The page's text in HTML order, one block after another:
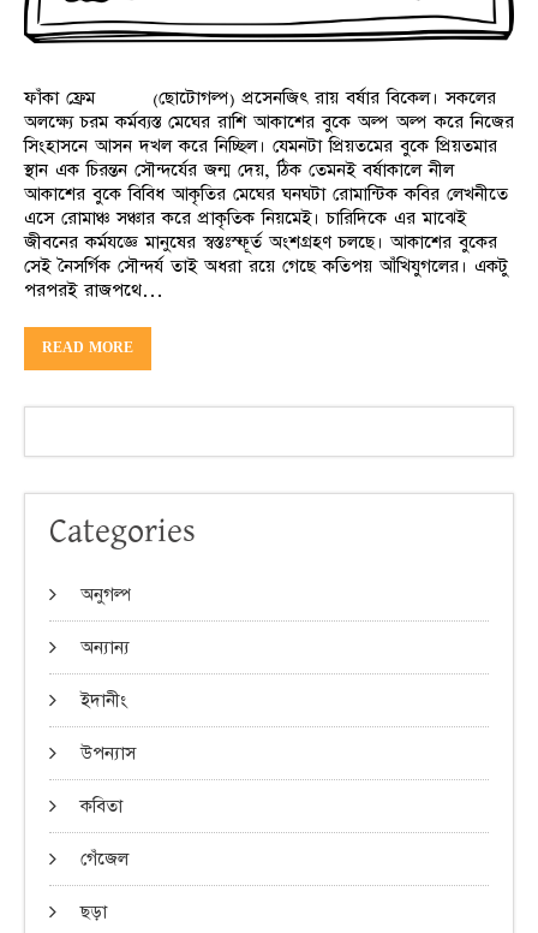
ফাঁকা ফ্রেম (ছোটোগল্প) প্রসেনজিৎ রায় বর্ষার বিকেল। সকলের
অলক্ষ্যে চরম কর্মব্যস্ত মেঘের রাশি আকাশের বুকে অল্প অল্প করে নিজের
সিংহাসনে আসন দখল করে নিচ্ছিল। যেমনটা প্রিয়তমের বুকে প্রিয়তমার
স্থান এক চিরন্তন সৌন্দর্যের জন্ম দেয়, ঠিক তেমনই বর্ষাকালে নীল
আকাশের বুকে বিবিধ আকৃতির মেঘের ঘনঘটা রোমান্টিক কবির লেখনীতে
এসে রোমাঞ্চ সঞ্চার করে প্রাকৃতিক নিয়মেই। চারিদিকে এর মাঝেই
জীবনের কর্মযজ্ঞে মানুষের স্বস্তঃস্ফূর্ত অংশগ্রহণ চলছে। আকাশের বুকের
সেই নৈসর্গিক সৌন্দর্য তাই অধরা রয়ে গেছে কতিপয় আঁখিযুগলের। একটু
পরপরই রাজপথে…
READ MORE
Categories
অনুগল্প
অন্যান্য
ইদানীং
উপন্যাস
কবিতা
গেঁজেল
ছড়া